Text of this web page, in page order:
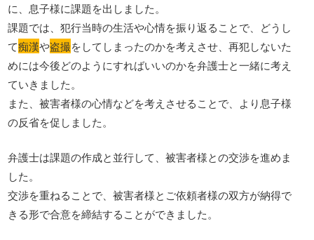
に、息子様に課題を出しました。
課題では、犯行当時の生活や心情を振り返ることで、どうし
て痴漢や盗撮をしてしまったのかを考えさせ、再犯しないた
めには今後どのようにすればいいのかを弁護士と一緒に考え
ていきました。
また、被害者様の心情などを考えさせることで、より息子様
の反省を促しました。
弁護士は課題の作成と並行して、被害者様との交渉を進めま
した。
交渉を重ねることで、被害者様とご依頼者様の双方が納得で
きる形で合意を締結することができました。